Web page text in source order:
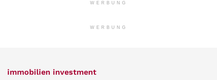
WERBUNG
WERBUNG
immobilien investment